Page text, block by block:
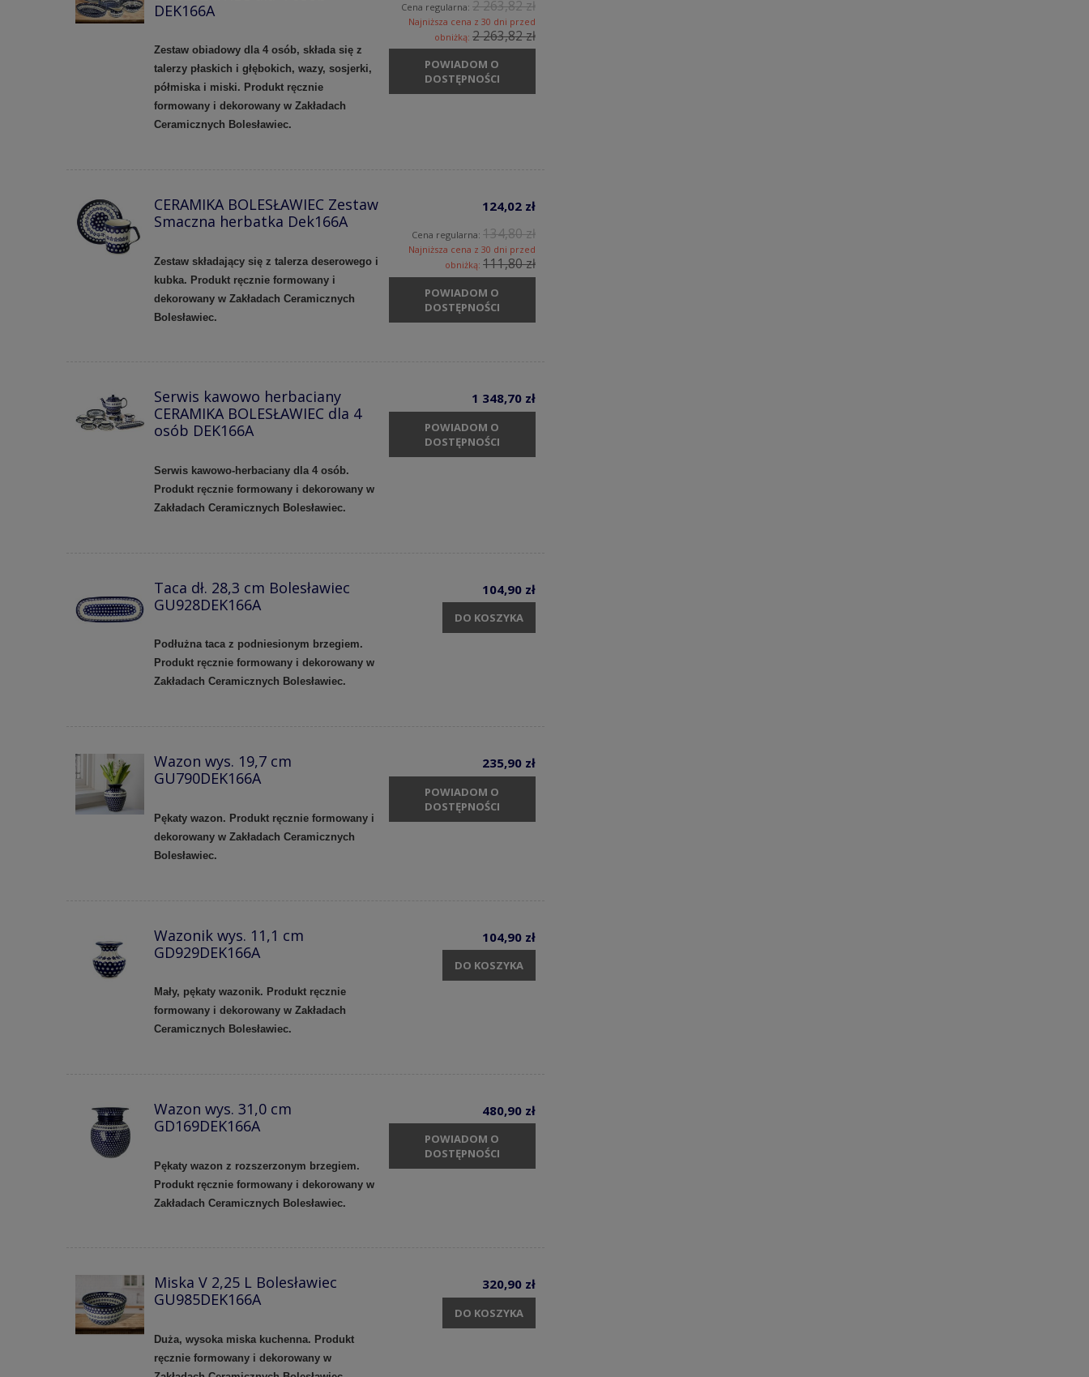
DEK166A
Zestaw obiadowy dla 4 osób, składa się z
talerzy płaskich i głębokich, wazy, sosjerki,
półmiska i miski. Produkt ręcznie
formowany i dekorowany w Zakładach
Ceramicznych Bolesławiec.
Cena regularna: 2 263,82 zł
Najniższa cena z 30 dni przed
obniżką: 2 263,82 zł
POWIADOM O
DOSTĘPNOŚCI
CERAMIKA BOLESŁAWIEC Zestaw
Smaczna herbatka Dek166A
Zestaw składający się z talerza deserowego i
kubka. Produkt ręcznie formowany i
dekorowany w Zakładach Ceramicznych
Bolesławiec.
124,02 zł
Cena regularna: 134,80 zł
Najniższa cena z 30 dni przed
obniżką: 111,80 zł
POWIADOM O
DOSTĘPNOŚCI
Serwis kawowo herbaciany
CERAMIKA BOLESŁAWIEC dla 4
osób DEK166A
Serwis kawowo-herbaciany dla 4 osób.
Produkt ręcznie formowany i dekorowany w
Zakładach Ceramicznych Bolesławiec.
1 348,70 zł
POWIADOM O
DOSTĘPNOŚCI
Taca dł. 28,3 cm Bolesławiec
GU928DEK166A
Podłużna taca z podniesionym brzegiem.
Produkt ręcznie formowany i dekorowany w
Zakładach Ceramicznych Bolesławiec.
104,90 zł
DO KOSZYKA
Wazon wys. 19,7 cm
GU790DEK166A
Pękaty wazon. Produkt ręcznie formowany i
dekorowany w Zakładach Ceramicznych
Bolesławiec.
235,90 zł
POWIADOM O
DOSTĘPNOŚCI
Wazonik wys. 11,1 cm
GD929DEK166A
Mały, pękaty wazonik. Produkt ręcznie
formowany i dekorowany w Zakładach
Ceramicznych Bolesławiec.
104,90 zł
DO KOSZYKA
Wazon wys. 31,0 cm
GD169DEK166A
Pękaty wazon z rozszerzonym brzegiem.
Produkt ręcznie formowany i dekorowany w
Zakładach Ceramicznych Bolesławiec.
480,90 zł
POWIADOM O
DOSTĘPNOŚCI
Miska V 2,25 L Bolesławiec
GU985DEK166A
Duża, wysoka miska kuchenna. Produkt
ręcznie formowany i dekorowany w
320,90 zł
DO KOSZYKA